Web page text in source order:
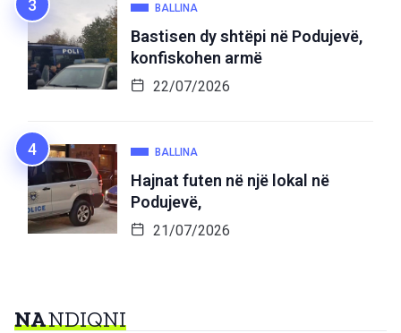
BALLINA
Bastisen dy shtëpi në Podujevë,
konfiskohen armë
22/07/2026
BALLINA
Hajnat futen në një lokal në
Podujevë,
21/07/2026
NANDIQNI